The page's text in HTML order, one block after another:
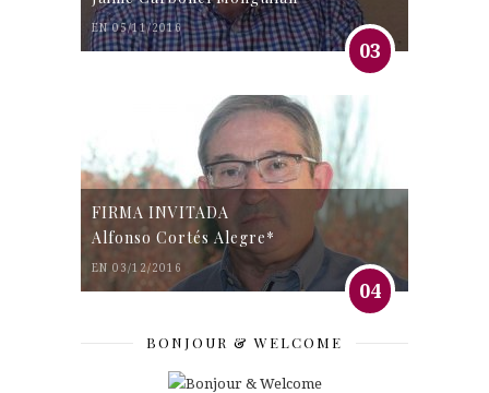
EN 05/11/2016
03
FIRMA INVITADA
Alfonso Cortés Alegre*
EN 03/12/2016
04
BONJOUR & WELCOME